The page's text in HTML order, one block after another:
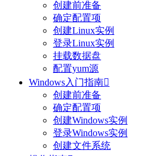
创建前准备
确定配置项
创建Linux实例
登录Linux实例
挂载数据盘
配置yum源
Windows入门指南
创建前准备
确定配置项
创建Windows实例
登录Windows实例
创建文件系统